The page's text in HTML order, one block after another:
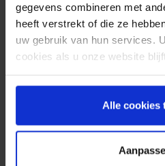
gegevens combineren met
heeft verstrekt of die ze
uw gebruik van hun services.
cookies als u onze website
Alle cookies
thuiswerkers veilig
digitale omgeving.
Het belang
het gebruik van eenOne
kantoor en voor
slechts één keer gebruikt